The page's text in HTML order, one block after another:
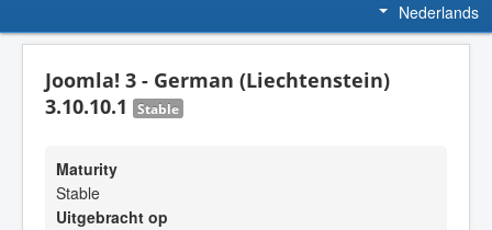
Nederlands
Joomla! 3 - German (Liechtenstein)
3.10.10.1
Stable
Maturity
Stable
Uitgebracht op